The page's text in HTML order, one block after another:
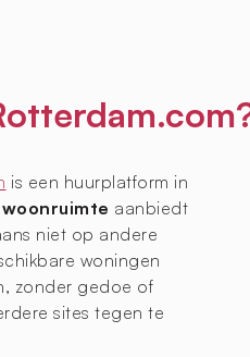
is een huurplatform in
aanbiedt
niet op andere
woningen
zonder gedoe of
sites tegen te